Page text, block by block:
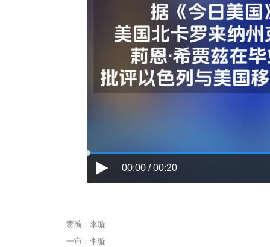
00:00 / 00:20
责编：李璇
一审：李璇